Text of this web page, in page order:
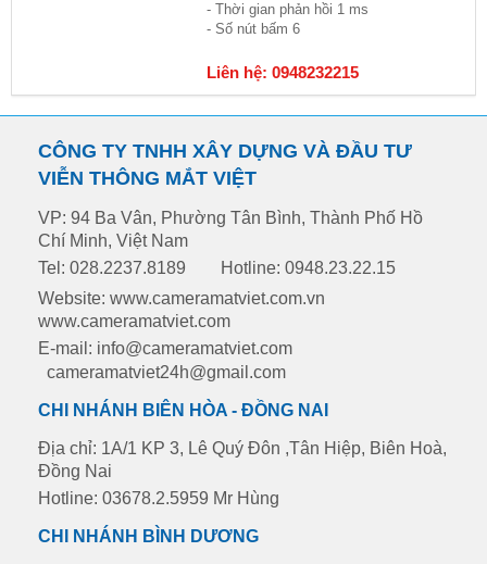
- Thời gian phản hồi 1 ms
- Số nút bấm 6
Liên hệ: 0948232215
CÔNG TY TNHH XÂY DỰNG VÀ ĐẦU TƯ
VIỄN THÔNG MẮT VIỆT
VP: 94 Ba Vân, Phường Tân Bình, Thành Phố Hồ
Chí Minh, Việt Nam
Tel: 028.2237.8189
Hotline: 0948.23.22.15
Website: www.cameramatviet.com.vn
www.cameramatviet.com
E-mail: info@cameramatviet.com
cameramatviet24h@gmail.com
CHI NHÁNH BIÊN HÒA - ĐỒNG NAI
Địa chỉ: 1A/1 KP 3, Lê Quý Đôn ,Tân Hiệp, Biên Hoà,
Đồng Nai
Hotline: 03678.2.5959 Mr Hùng
CHI NHÁNH BÌNH DƯƠNG